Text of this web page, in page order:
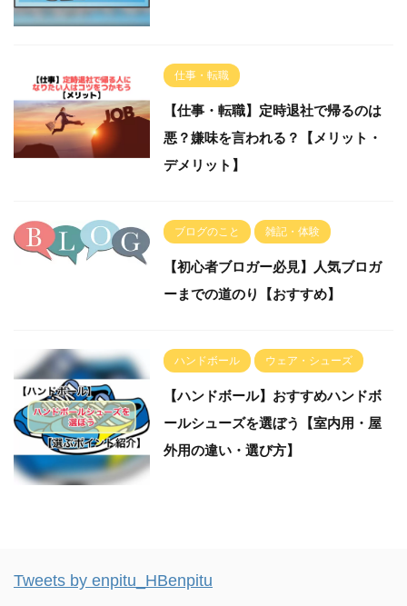
仕事・転職
【仕事・転職】定時退社で帰るのは
悪？嫌味を言われる？【メリット・
デメリット】
ブログのこと 雑記・体験
【初心者ブロガー必見】人気ブロガ
ーまでの道のり【おすすめ】
ハンドボール ウェア・シューズ
【ハンドボール】おすすめハンドボ
ールシューズを選ぼう【室内用・屋
外用の違い・選び方】
Tweets by enpitu_HBenpitu